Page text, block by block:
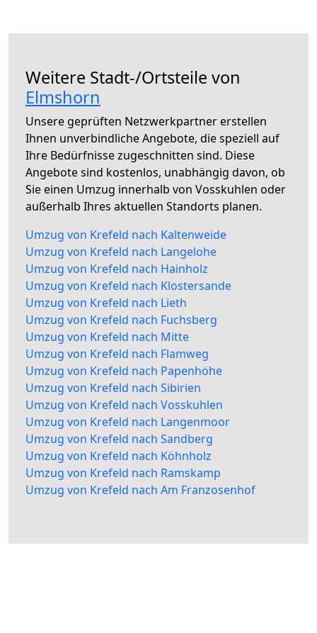
Weitere Stadt-/Ortsteile von
Elmshorn
Unsere geprüften Netzwerkpartner erstellen
Ihnen unverbindliche Angebote, die speziell auf
Ihre Bedürfnisse zugeschnitten sind. Diese
Angebote sind kostenlos, unabhängig davon, ob
Sie einen Umzug innerhalb von Vosskuhlen oder
außerhalb Ihres aktuellen Standorts planen.
Umzug von Krefeld nach Kaltenweide
Umzug von Krefeld nach Langelohe
Umzug von Krefeld nach Hainholz
Umzug von Krefeld nach Klostersande
Umzug von Krefeld nach Lieth
Umzug von Krefeld nach Fuchsberg
Umzug von Krefeld nach Mitte
Umzug von Krefeld nach Flamweg
Umzug von Krefeld nach Papenhöhe
Umzug von Krefeld nach Sibirien
Umzug von Krefeld nach Vosskuhlen
Umzug von Krefeld nach Langenmoor
Umzug von Krefeld nach Sandberg
Umzug von Krefeld nach Köhnholz
Umzug von Krefeld nach Ramskamp
Umzug von Krefeld nach Am Franzosenhof